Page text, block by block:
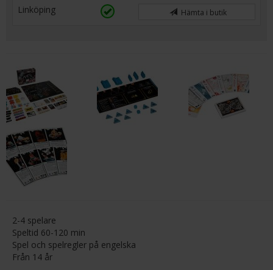
Linköping Hämta i butik
2-4 spelare
Speltid 60-120 min
Spel och spelregler på engelska
Från 14 år